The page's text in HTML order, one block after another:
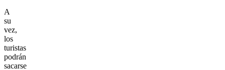
A
su
vez,
los
turistas
podrán
sacarse